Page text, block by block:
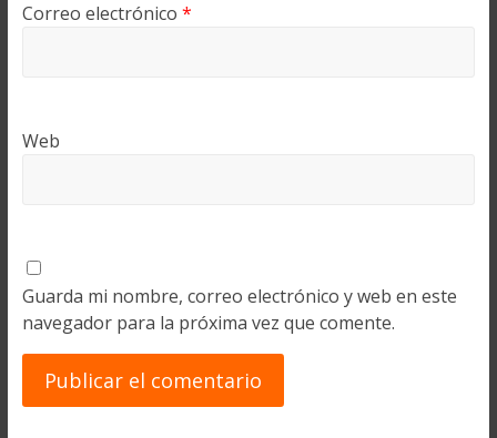
Correo electrónico *
Web
Guarda mi nombre, correo electrónico y web en este
navegador para la próxima vez que comente.